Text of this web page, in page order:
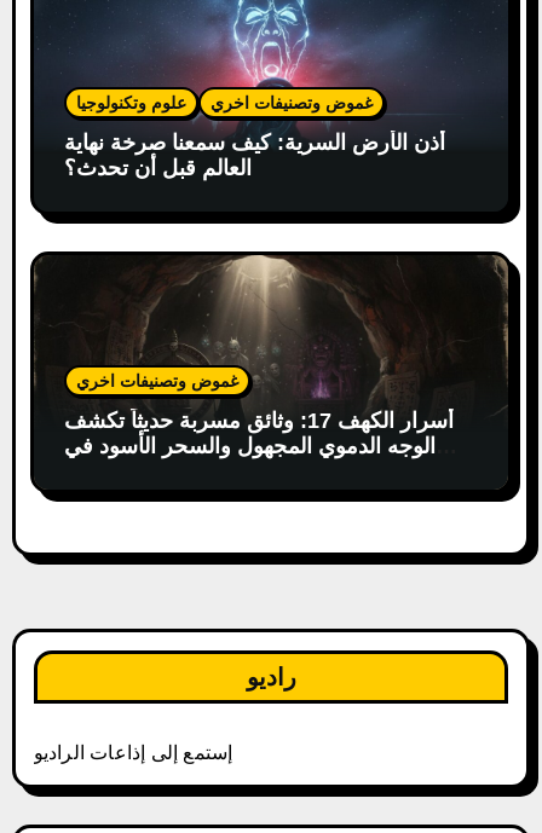
علوم وتكنولوجيا غموض وتصنيفات اخري
أذن الأرض السرية: كيف سمعنا صرخة نهاية
العالم قبل أن تحدث؟
غموض وتصنيفات اخري
أسرار الكهف 17: وثائق مسربة حديثاً تكشف
الوجه الدموي المجهول والسحر الأسود في
راديو
إستمع إلى إذاعات الراديو